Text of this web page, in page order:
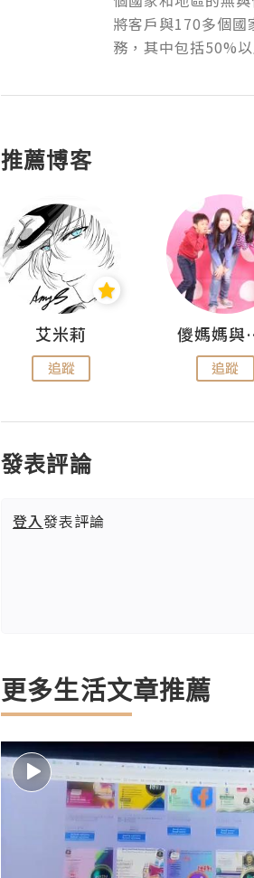
將客戶與170多個國
務，其中包括50%
推薦博客
艾米莉
追蹤
儍媽媽
追蹤
發表評論
登入發表評論
更多生活文章推薦